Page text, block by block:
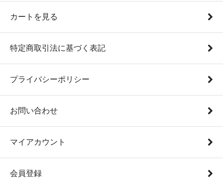
カートを見る
特定商取引法に基づく表記
プライバシーポリシー
お問い合わせ
マイアカウント
会員登録